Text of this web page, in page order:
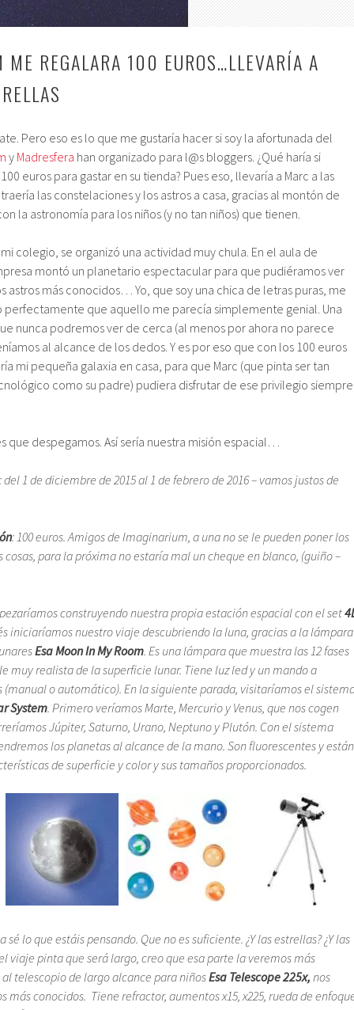
REGALARA 100 EUROS…LLEVARÍA A
Pero eso es lo que me gustaría hacer si soy la afortunada del
y Madresfera han organizado para l@s bloggers. ¿Qué haría si
euros para gastar en su tienda? Pues eso, llevaría a Marc a las
las constelaciones y los astros a casa, gracias al montón de
la astronomía para los niños (y no tan niños) que tienen.
colegio, se organizó una actividad muy chula. En el aula de
montó un planetario espectacular para que pudiéramos ver
astros más conocidos… Yo, que soy una chica de letras puras, me
que aquello me parecía simplemente genial. Una
nunca podremos ver de cerca (al menos por ahora no parece
al alcance de los dedos. Y es por eso que con los 100 euros
mi pequeña galaxia en casa, para que Marc (que pinta ser tan
como su padre) pudiera disfrutar de ese privilegio siempre
que despegamos. Así sería nuestra misión espacial…
: del 1 de diciembre de 2015 al 1 de febrero de 2016 – vamos justos de
: 100 euros. Amigos de Imaginarium, a una no se le pueden poner los
cosas, para la próxima no estaría mal un cheque en blanco, (guiño –
construyendo nuestra propia estación espacial con el set
iniciaríamos nuestro viaje descubriendo la luna, gracias a la lámpara
Esa Moon In My Room. Es una lámpara que muestra las 12 fases
muy realista de la superficie lunar. Tiene luz led y un mando a
o automático). En la siguiente parada, visitaríamos el
System. Primero veríamos Marte, Mercurio y Venus, que nos cogen
Júpiter, Saturno, Urano, Neptuno y Plutón. Con el sistema
los planetas al alcance de la mano. Son fluorescentes y están
de superficie y color y sus tamaños proporcionados.
sé lo que estáis pensando. Que no es suficiente. ¿Y las estrellas? ¿Y las
viaje pinta que será largo, creo que esa parte la veremos más
telescopio de largo alcance para niñosEsa Telescope 225x, nos
más conocidos. Tiene refractor, aumentos x15, x225, rueda de